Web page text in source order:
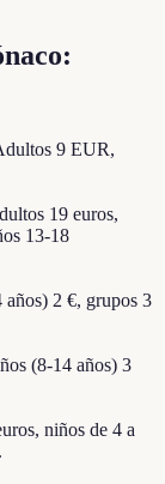
9 EUR,
19 euros,
13-18
2 €, grupos 3
(8-14 años) 3
niños de 4 a